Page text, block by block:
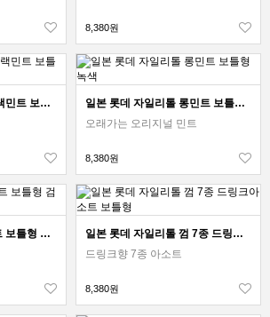
8,380원
일본 롯데 자일리톨 블랙민트 보틀형 검정
일본 롯데 자일리톨 롱민트 보틀형 녹색
오래가는 오리지널 민트
8,380원
일본 클로레츠 샤프민트 보틀형 검정
일본 롯데 자일리톨 껌 7종 드링크아소트 보틀형
드링크향 7종 아소트
8,380원